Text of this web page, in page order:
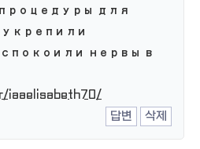
для
нервы в
iaaelisabeth70/
답변
삭제